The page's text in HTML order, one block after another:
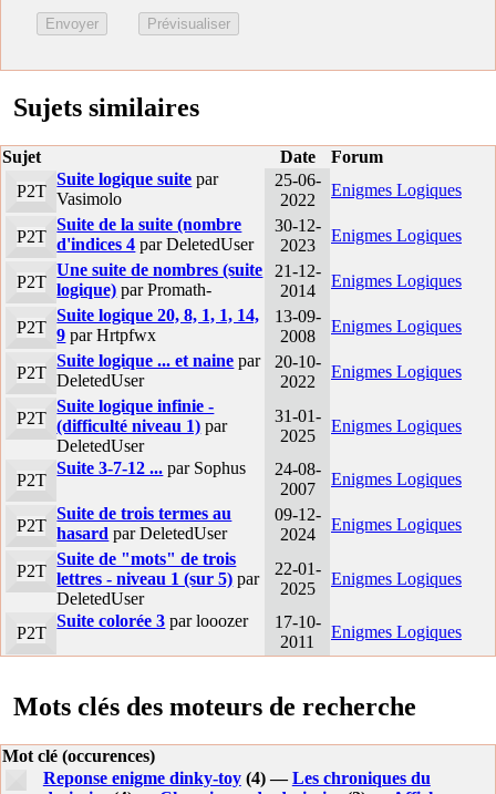
Sujets similaires
Sujet Date
Forum
P2T
Suite logique suite par
Vasimolo
25-06-
2022
Enigmes Logiques
P2T
Suite de la suite (nombre
d'indices 4 par DeletedUser
30-12-
2023
Enigmes Logiques
P2T
Une suite de nombres (suite
logique) par Promath-
21-12-
2014
Enigmes Logiques
P2T
Suite logique 20, 8, 1, 1, 14,
9 par Hrtpfwx
13-09-
2008
Enigmes Logiques
P2T
Suite logique ... et naine par
DeletedUser
20-10-
2022
Enigmes Logiques
P2T
Suite logique infinie -
(difficulté niveau 1) par
DeletedUser
31-01-
2025
Enigmes Logiques
P2T
Suite 3-7-12 ... par Sophus
24-08-
2007
Enigmes Logiques
P2T
Suite de trois termes au
hasard par DeletedUser
09-12-
2024
Enigmes Logiques
P2T
Suite de "mots" de trois
lettres - niveau 1 (sur 5) par
DeletedUser
22-01-
2025
Enigmes Logiques
P2T
Suite colorée 3 par looozer
17-10-
2011
Enigmes Logiques
Mots clés des moteurs de recherche
Mot clé (occurences)
Reponse enigme dinky-toy(4) —Les chroniques du